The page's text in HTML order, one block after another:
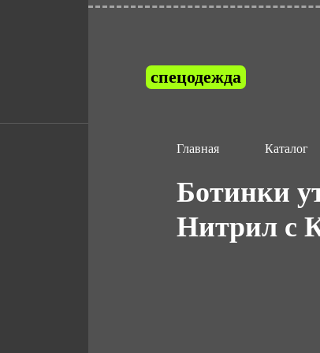
спецодежда
Главная Каталог
Ботинки
Нитрил с